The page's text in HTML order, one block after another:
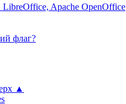
Apache OpenOffice
флаг?
▲